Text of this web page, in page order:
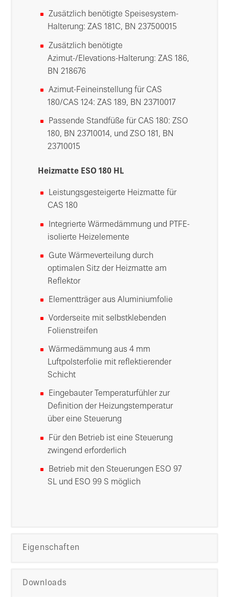
Zusätzlich benötigte Speisesystem-
Halterung: ZAS 181C, BN 237500015
Zusätzlich benötigte
Azimut-/Elevations-Halterung: ZAS 186,
BN 218676
Azimut-Feineinstellung für CAS
180/CAS 124: ZAS 189, BN 23710017
Passende Standfüße für CAS 180: ZSO
180, BN 23710014, und ZSO 181, BN
23710015
Heizmatte ESO 180 HL
Leistungsgesteigerte Heizmatte für
CAS 180
Integrierte Wärmedämmung und PTFE-
isolierte Heizelemente
Gute Wärmeverteilung durch
optimalen Sitz der Heizmatte am
Reflektor
Elementträger aus Aluminiumfolie
Vorderseite mit selbstklebenden
Folienstreifen
Wärmedämmung aus 4 mm
Luftpolsterfolie mit reflektierender
Schicht
Eingebauter Temperaturfühler zur
Definition der Heizungstemperatur
über eine Steuerung
Für den Betrieb ist eine Steuerung
zwingend erforderlich
Betrieb mit den Steuerungen ESO 97
SL und ESO 99 S möglich
Eigenschaften
Downloads